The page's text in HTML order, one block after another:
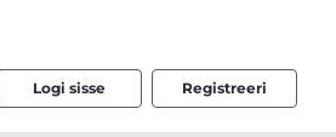
Logi sisse Registreeri